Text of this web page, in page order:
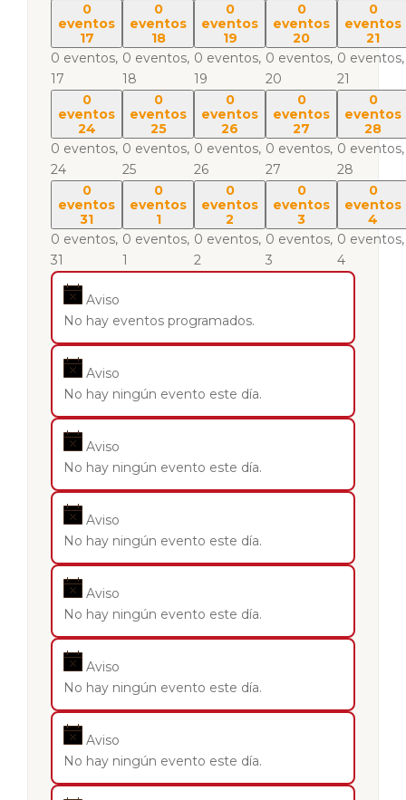
0
eventos
17
0 eventos,
17
0
eventos
18
0 eventos,
18
0
eventos
19
0 eventos,
19
0
eventos
20
0 eventos,
20
0
eventos
21
0 eventos,
21
0
eventos
24
0 eventos,
24
0
eventos
25
0 eventos,
25
0
eventos
26
0 eventos,
26
0
eventos
27
0 eventos,
27
0
eventos
28
0 eventos,
28
0
eventos
31
0 eventos,
31
0
eventos
1
0 eventos,
1
0
eventos
2
0 eventos,
2
0
eventos
3
0 eventos,
3
0
eventos
4
0 eventos,
4
Aviso
No hay eventos programados.
Aviso
No hay ningún evento este día.
Aviso
No hay ningún evento este día.
Aviso
No hay ningún evento este día.
Aviso
No hay ningún evento este día.
Aviso
No hay ningún evento este día.
Aviso
No hay ningún evento este día.